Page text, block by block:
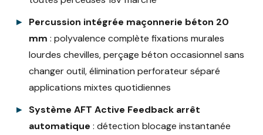
Percussion intégrée maçonnerie béton 20
mm : polyvalence complète fixations murales
lourdes chevilles, perçage béton occasionnel sans
changer outil, élimination perforateur séparé
applications mixtes quotidiennes
Système AFT Active Feedback arrêt
automatique : détection blocage instantanée